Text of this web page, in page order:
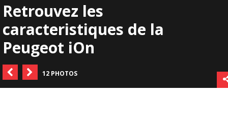
Retrouvez les
caracteristiques de la
Peugeot iOn
12 PHOTOS